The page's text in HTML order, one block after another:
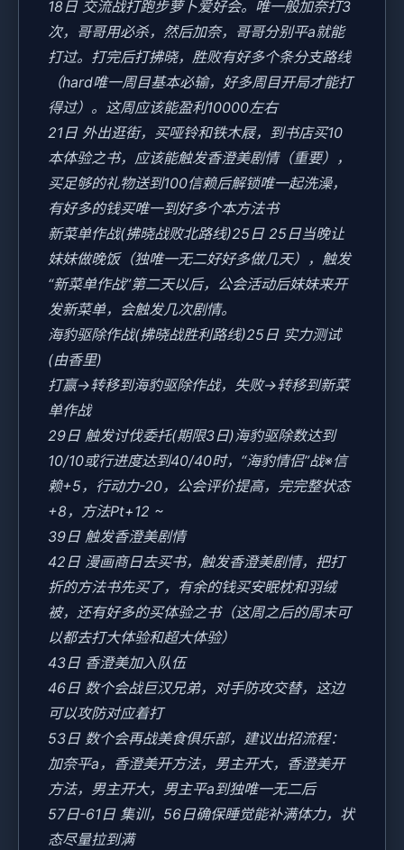
18日 交流战打跑步萝卜爱好会。唯一般加奈打3
次，哥哥用必杀，然后加奈，哥哥分别平a就能
打过。打完后打拂晓，胜败有好多个条分支路线
（hard唯一周目基本必输，好多周目开局才能打
得过）。这周应该能盈利10000左右
21日 外出逛街，买哑铃和铁木屐，到书店买10
本体验之书，应该能触发香澄美剧情（重要），
买足够的礼物送到100信赖后解锁唯一起洗澡，
有好多的钱买唯一到好多个本方法书
新菜单作战(拂晓战败北路线)25日 25日当晚让
妹妹做晚饭（独唯一无二好好多做几天），触发
“新菜单作战”第二天以后，公会活动后妹妹来开
发新菜单，会触发几次剧情。
海豹驱除作战(拂晓战胜利路线)25日 实力测试
(由香里)
打赢→转移到海豹驱除作战，失败→转移到新菜
单作战
29日 触发讨伐委托(期限3日)海豹驱除数达到
10/10或行进度达到40/40时，“海豹情侣”战※信
赖+5，行动力-20，公会评价提高，完完整状态
+8，方法Pt+12 ~
39日 触发香澄美剧情
42日 漫画商日去买书，触发香澄美剧情，把打
折的方法书先买了，有余的钱买安眠枕和羽绒
被，还有好多的买体验之书（这周之后的周末可
以都去打大体验和超大体验）
43日 香澄美加入队伍
46日 数个会战巨汉兄弟，对手防攻交替，这边
可以攻防对应着打
53日 数个会再战美食俱乐部，建议出招流程：
加奈平a，香澄美开方法，男主开大，香澄美开
方法，男主开大，男主平a到独唯一无二后
57日-61日 集训，56日确保睡觉能补满体力，状
态尽量拉到满